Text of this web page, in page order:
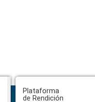
Plataforma
de Rendición